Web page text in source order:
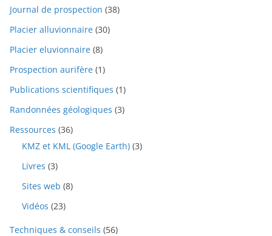
Journal de prospection (38)
Placier alluvionnaire (30)
Placier eluvionnaire (8)
Prospection aurifère (1)
Publications scientifiques (1)
Randonnées géologiques (3)
Ressources (36)
KMZ et KML (Google Earth) (3)
Livres (3)
Sites web (8)
Vidéos (23)
Techniques & conseils (56)